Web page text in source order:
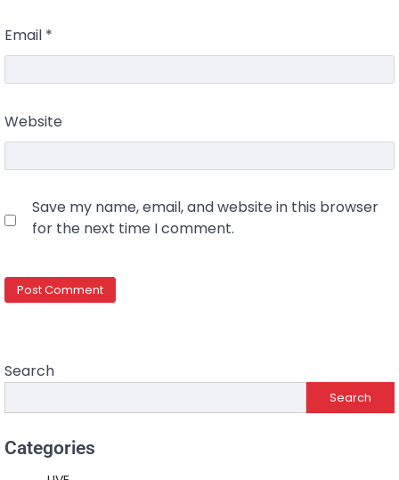
Email *
Website
Save my name, email, and website in this browser
for the next time I comment.
Search
Search
Categories